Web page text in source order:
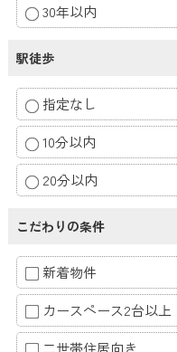
30年以内
駅徒歩
指定なし
10分以内
20分以内
こだわりの条件
新着物件
カースペース2台以上
二世帯住居向き